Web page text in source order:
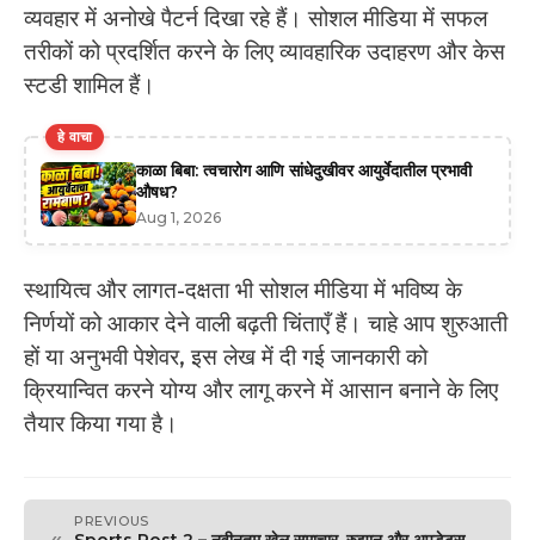
व्यवहार में अनोखे पैटर्न दिखा रहे हैं। सोशल मीडिया में सफल
तरीकों को प्रदर्शित करने के लिए व्यावहारिक उदाहरण और केस
स्टडी शामिल हैं।
हे वाचा
काळा बिबा: त्वचारोग आणि सांधेदुखीवर आयुर्वेदातील प्रभावी
औषध?
Aug 1, 2026
स्थायित्व और लागत-दक्षता भी सोशल मीडिया में भविष्य के
निर्णयों को आकार देने वाली बढ़ती चिंताएँ हैं। चाहे आप शुरुआती
हों या अनुभवी पेशेवर, इस लेख में दी गई जानकारी को
क्रियान्वित करने योग्य और लागू करने में आसान बनाने के लिए
तैयार किया गया है।
PREVIOUS